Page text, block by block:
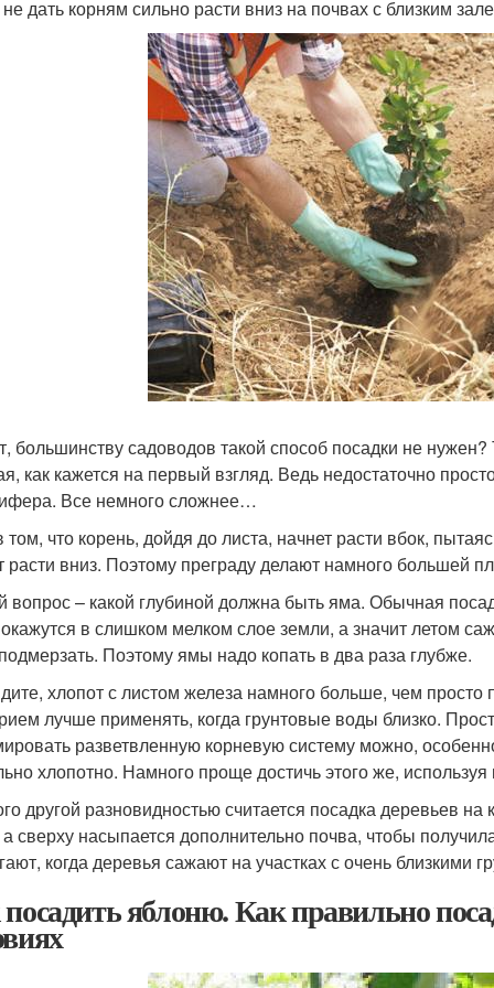
дать корням сильно расти вниз на почвах с близким
большинству садоводов такой способ посадки не
как кажется на первый взгляд. Ведь недостаточно
Все немного сложнее…
том, что корень, дойдя до листа, начнет расти вбок,
расти вниз. Поэтому преграду делают намного большей
вопрос – какой глубиной должна быть яма. Обычная
в слишком мелком слое земли, а значит летом
Поэтому ямы надо копать в два раза глубже.
хлопот с листом железа намного больше, чем
лучше применять, когда грунтовые воды близко.
разветвленную корневую систему можно,
хлопотно. Намного проще достичь этого же,
другой разновидностью считается посадка деревьев на
сверху насыпается дополнительно почва, чтобы
когда деревья сажают на участках с очень близкими
яблоню. Как правильно